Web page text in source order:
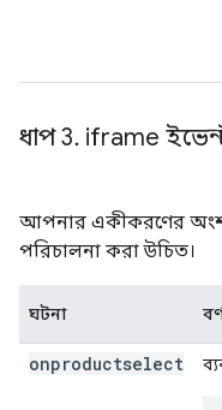
ধাপ 3. iframe
আপনার একীকরণের অংশ
পরিচালনা করা উচিত।
ঘটনা
onproductselect